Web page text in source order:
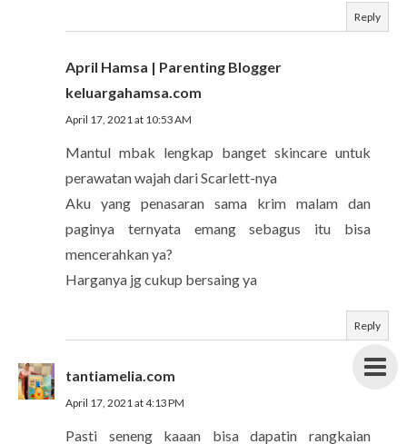
Reply
April Hamsa | Parenting Blogger
keluargahamsa.com
April 17, 2021 at 10:53 AM
Mantul mbak lengkap banget skincare untuk
perawatan wajah dari Scarlett-nya
Aku yang penasaran sama krim malam dan
paginya ternyata emang sebagus itu bisa
mencerahkan ya?
Harganya jg cukup bersaing ya
Reply
tantiamelia.com
April 17, 2021 at 4:13 PM
Pasti seneng kaaan bisa dapatin rangkaian